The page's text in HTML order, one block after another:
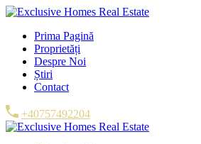
Prima Pagină
Proprietăți
Despre Noi
Știri
Contact
+40757492204